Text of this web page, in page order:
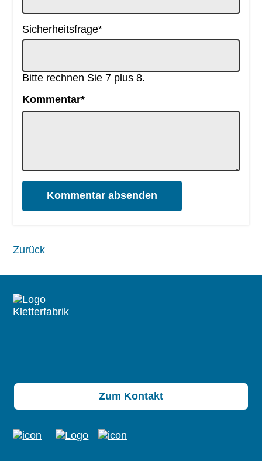
Pflichtfeld
Sicherheitsfrage*
Bitte rechnen Sie 7 plus 8.
Pflichtfeld
Kommentar*
Kommentar absenden
Zurück
Zum Kontakt